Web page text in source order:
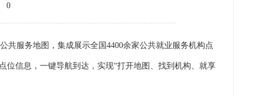
0
共服务地图，集成展示全国4400余家公共就业服务机构点
位信息，一键导航到达，实现“打开地图、找到机构、就享